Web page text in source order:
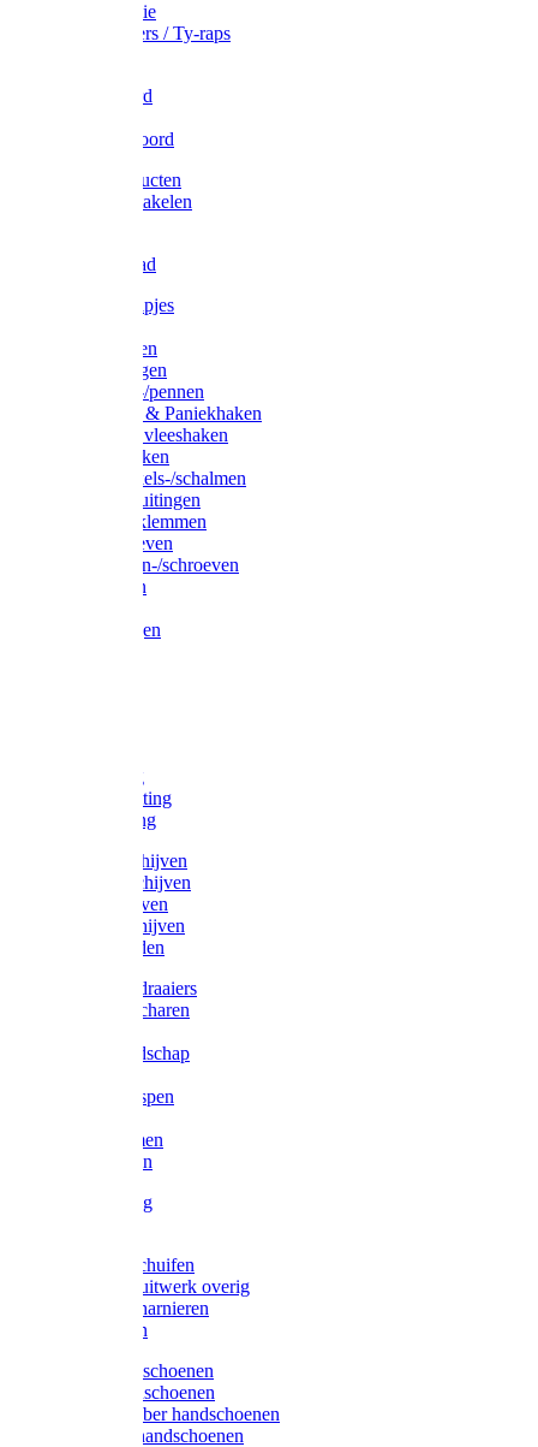
Tape en folie
Kabelbinders / Ty-raps
Metselkoord
Elastisch koord
Afdekproducten
Heffen en takelen
Waslijndraad
Simplexknipjes
Sleutelringen
Gelaste ringen
Borgveren-/pennen
Musketons & Paniekhaken
S-haken & vleeshaken
Karabijnhaken
Noodschakels-/schalmen
Harp-/D-sluitingen
Staaldraadklemmen
Spanschroeven
Ringmoeren-/schroeven
Puntkousen
Aanlegringen
Voetketting
Scheepsketting
Victorketting
Afbraamschijven
Doorslijpschijven
Lamelschijven
Diamantschijven
Laselektroden
Schroevendraaiers
Tangen / Scharen
Meetgereedschap
Vijlen / Raspen
Lijmklemmen
Waterpassen
Bouwbeslag
Grendels/schuifen
Hang en sluitwerk overig
Hengen/scharnieren
Scharnieren
Latex handschoenen
Leren handschoenen
PVC / Rubber handschoenen
Katoenen handschoenen